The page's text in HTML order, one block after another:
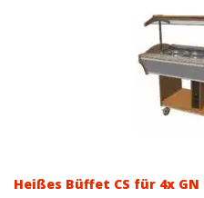
Heißes Büffet CS für 4x GN